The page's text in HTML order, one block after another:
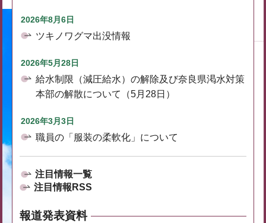
2026年8月6日
ツキノワグマ出没情報
2026年5月28日
給水制限（減圧給水）の解除及び奈良県渇水対策
本部の解散について（5月28日）
2026年3月3日
職員の「服装の柔軟化」について
注目情報一覧
注目情報RSS
報道発表資料